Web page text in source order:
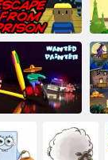
Kogama: Flucht
aus dem
Gefängnis